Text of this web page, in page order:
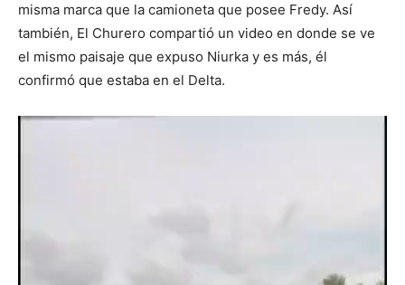
misma marca que la camioneta que posee Fredy. Así
también, El Churero compartió un video en donde se ve
el mismo paisaje que expuso Niurka y es más, él
confirmó que estaba en el Delta.